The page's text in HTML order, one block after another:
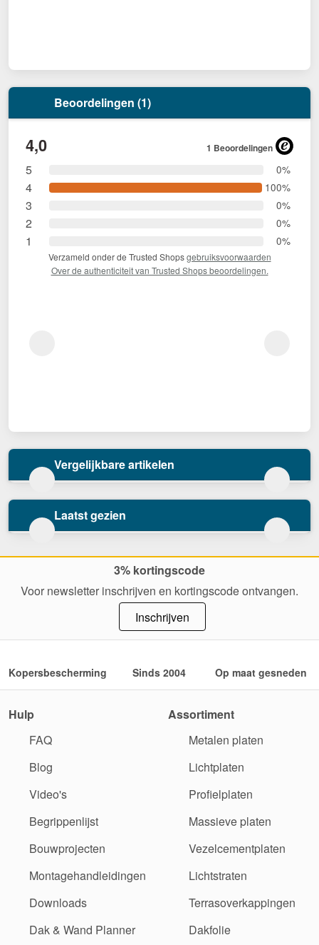
Beoordelingen (1)
4,0 1 Beoordelingen
5 0%
4 100%
3 0%
2 0%
1 0%
Verzameld onder de Trusted Shopsgebruiksvoorwaarden
Over de authenticiteit van Trusted Shops beoordelingen.
Vergelijkbare artikelen
Laatst gezien
3% kortingscode
Voor newsletter inschrijven en kortingscode ontvangen.
Inschrijven
Kopersbescherming Sinds 2004 Op maat gesneden
Hulp
FAQ
Blog
Video's
Begrippenlijst
Bouwprojecten
Montagehandleidingen
Downloads
Dak & Wand Planner
Assortiment
Metalen platen
Lichtplaten
Profielplaten
Massieve platen
Vezelcementplaten
Lichtstraten
Terrasoverkappingen
Dakfolie